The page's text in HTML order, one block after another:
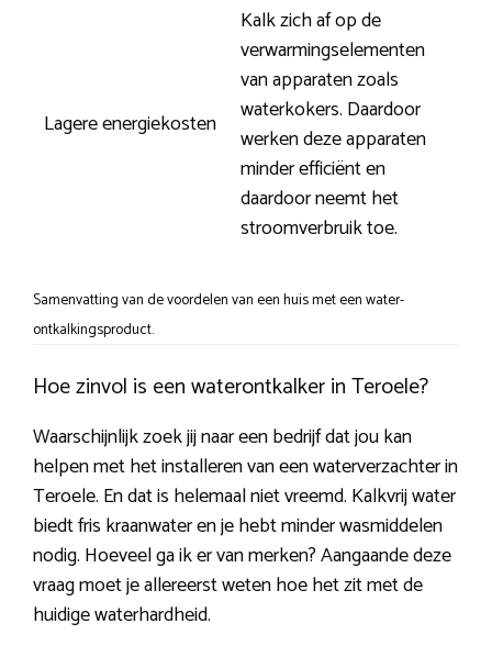
Lagere energiekosten
Kalk zich af op de
verwarmingselementen
van apparaten zoals
waterkokers. Daardoor
werken deze apparaten
minder efficiënt en
daardoor neemt het
stroomverbruik toe.
Samenvatting van de voordelen van een huis met een water-
ontkalkingsproduct.
Hoe zinvol is een waterontkalker in Teroele?
Waarschijnlijk zoek jij naar een bedrijf dat jou kan
helpen met het installeren van een waterverzachter in
Teroele. En dat is helemaal niet vreemd. Kalkvrij water
biedt fris kraanwater en je hebt minder wasmiddelen
nodig. Hoeveel ga ik er van merken? Aangaande deze
vraag moet je allereerst weten hoe het zit met de
huidige waterhardheid.